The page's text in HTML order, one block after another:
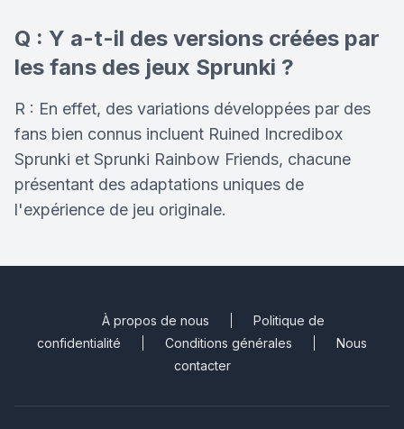
Q : Y a-t-il des versions créées par
les fans des jeux Sprunki ?
R : En effet, des variations développées par des
fans bien connus incluent Ruined Incredibox
Sprunki et Sprunki Rainbow Friends, chacune
présentant des adaptations uniques de
l'expérience de jeu originale.
À propos de nous
Politique de
confidentialité
Conditions générales
Nous
contacter